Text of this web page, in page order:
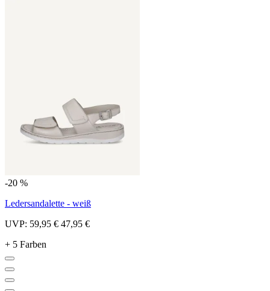
-20 %
Ledersandalette - weiß
UVP: 59,95 € 47,95 €
+ 5 Farben